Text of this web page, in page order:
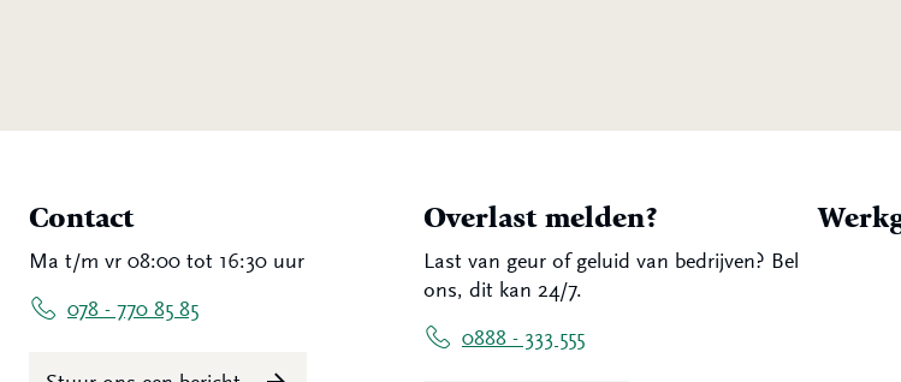
Contact
Ma t/m vr 08:00 tot 16:30 uur
078 - 770 85 85
Overlast melden?
Last van geur of geluid van bedrijven? Bel
ons, dit kan 24/7.
0888 - 333 555